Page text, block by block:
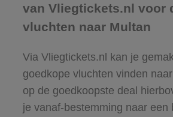
van Vliegtickets.nl voor
vluchten naar Multan
Via Vliegtickets.nl kan je
goedkope vluchten vinden
op de goedkoopste deal
je vanaf-bestemming naar een